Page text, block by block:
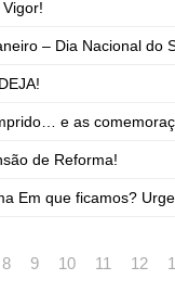
– Dia Nacional do
e as
de Reforma!
Em que ficamos?
8 9 10 11 12